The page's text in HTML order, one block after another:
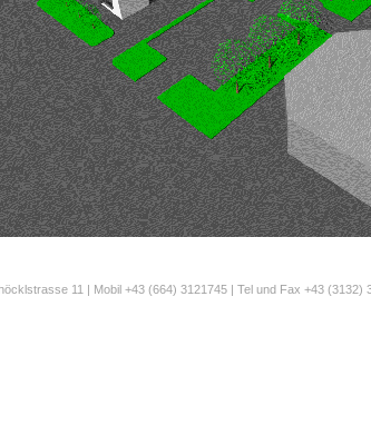
11 | Mobil +43 (664) 3121745 | Tel und Fax +43 (3132)